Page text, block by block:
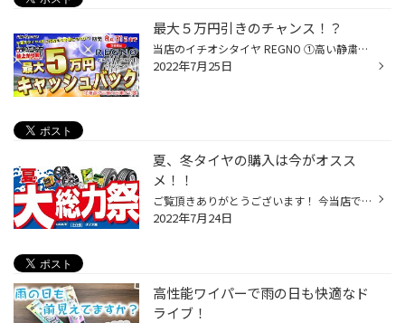
最大５万円引きのチャンス！？
当店のイチオシタイヤ REGNO ①高い静粛性 『体感』できる静かなタイヤ ②快適な乗り心地 お子様の車酔いの低減にも ③高次元のウェット性能 雨の日も安心のグリップ性 そんな高性能なタイヤが8月31日までの期間 ４本購入で最大５万円引きで購入できるチャンス！！！！！ さらにブリヂストンのタイヤワ...
2022年7月25日
夏、冬タイヤの購入は今がオスス
メ！！
ご覧頂きありがとうございます！ 今当店では夏の大総力祭を開催しております！ 8/7までの期間中 タイヤ最大1万円引き！！ 「タイヤの購入は秋になったら…」とお考えの方 こちらをご覧ください…↓↓↓ 当社以外も公表しており、更に他社も今後値上げの恐れが有ります( ；´Д｀) 9/1からの値上げ前にぜひ...
2022年7月24日
高性能ワイパーで雨の日も快適なド
ライブ！